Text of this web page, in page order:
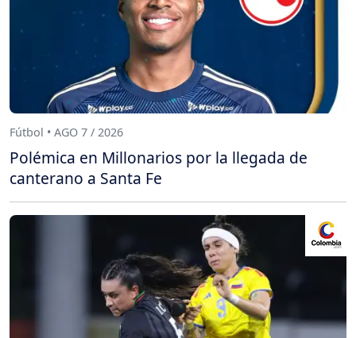
Fútbol • AGO 7 / 2026
Polémica en Millonarios por la llegada de
canterano a Santa Fe